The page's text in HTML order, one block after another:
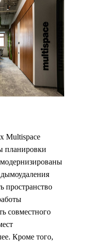
Multispace
планировки
пространство
совместного
Кроме того,